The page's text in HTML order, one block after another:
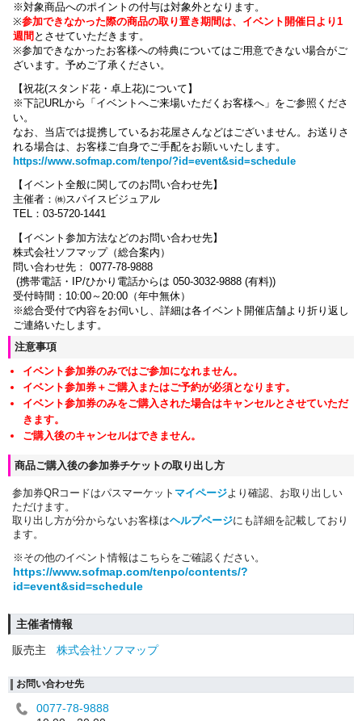
※対象商品へのポイントの付与は対象外となります。
※参加できなかった際の商品の取り置き期間は、イベント開催日より1
週間 とさせていただきます。
※参加できなかったお客様への特典についてはご用意できない場合がご
ざいます。 予めご了承ください。
【祝花(スタンド花・卓上花)について】
※下記URLから「イベントへご来場いただくお客様へ」をご参照くださ
い。
なお、当店では提携しているお花屋さんなどはございません。お送りさ
れる場合は、お客様ご自身でご手配をお願いいたします。
https://www.sofmap.com/tenpo/?id=event&sid=schedule
【イベント全般に関してのお問い合わせ先】
主催者：㈱スパイスビジュアル
TEL： 03-5720-1441
【イベント参加方法などのお問い合わせ先】
株式会社ソフマップ（総合案内）
問い合わせ先： 0077-78-9888
(携帯電話・IP/ひかり電話からは 050-3032-9888 (有料))
受付時間：10:00～20:00（年中無休）
※総合受付で内容をお伺いし、詳細は各イベント開催店舗より折り返し
ご連絡いたします。
注意事項
イベント参加券のみではご参加になれません。
イベント参加券＋ご購入またはご予約が必須となります。
イベント参加券のみをご購入された場合はキャンセルとさせていただ
きます。
ご購入後のキャンセルはできません。
商品ご購入後の参加券チケットの取り出し方
参加券QRコードはパスマーケット マイページより確認、お取り出しい
ただけます。
取り出し方が分からないお客様はヘルプページにも詳細を記載しており
ます。
※その他のイベント情報はこちらをご確認ください。
https://www.sofmap.com/tenpo/contents/?
id=event&sid=schedule
主催者情報
販売主
株式会社ソフマップ
お問い合わせ先
0077-78-9888